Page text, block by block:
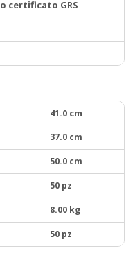
certificato GRS
41.0 cm
37.0 cm
50.0 cm
50 pz
8.00 kg
50 pz